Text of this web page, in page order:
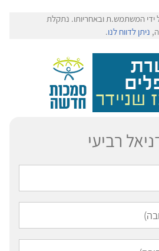
ידי המשתמש.ת ובאחריותו. נתקלת
ניתן לדווח לנו.
רביעי